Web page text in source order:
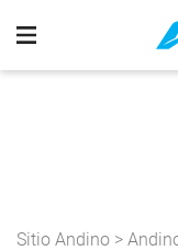
Sitio Andino >